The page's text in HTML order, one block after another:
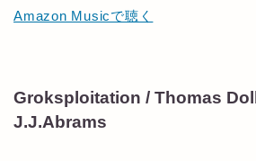
Amazon Musicで聴く
Groksploitation / Thomas
J.J.Abrams